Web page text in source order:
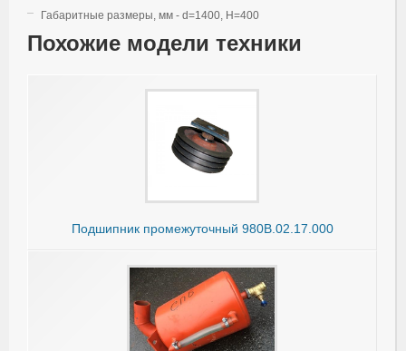
Габаритные размеры, мм - d=1400, H=400
Похожие модели техники
Подшипник промежуточный 980В.02.17.000